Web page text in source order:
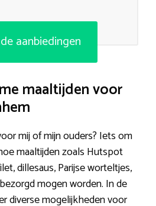
aanbiedingen
maaltijden voor
mij of mijn ouders? Iets om
maaltijden zoals Hutspot
dillesaus, Parijse worteltjes,
mogen worden. In de
diverse mogelijkheden voor